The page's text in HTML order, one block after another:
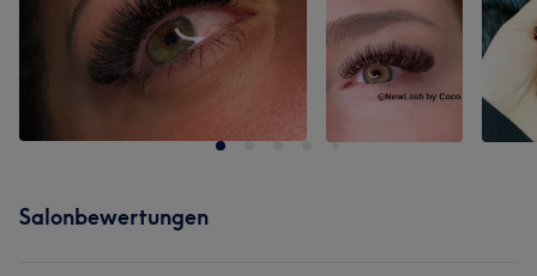
Salonbewertungen